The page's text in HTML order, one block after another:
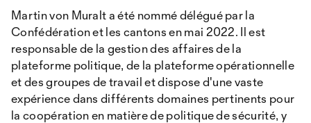
Martin von Muralt a été nommé délégué par la
Confédération et les cantons en mai 2022. Il est
responsable de la gestion des affaires de la
plateforme politique, de la plateforme opérationnelle
et des groupes de travail et dispose d'une vaste
expérience dans différents domaines pertinents pour
la coopération en matière de politique de sécurité, y